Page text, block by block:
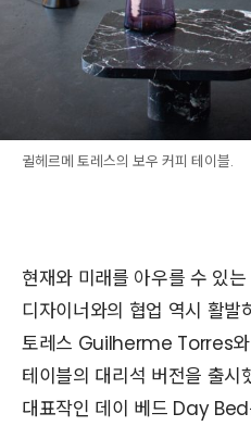
귈헤르메 토레스의 보우 커피 테이블.
현재와 미래를 아우를 수 있
디자이너와의 협업 역시 활발
토레스 Guilherme Torres와
테이블의 대리석 버전을 출시
대표작인 데이 베드 Day